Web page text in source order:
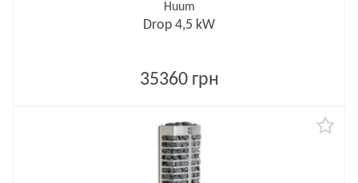
Huum
Drop 4,5 kW
35360 грн